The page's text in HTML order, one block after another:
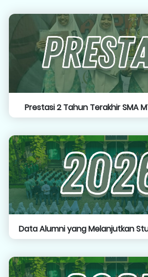
Prestasi 2 Tahun Terakhir SMA
Data Alumni yang Melanjutkan